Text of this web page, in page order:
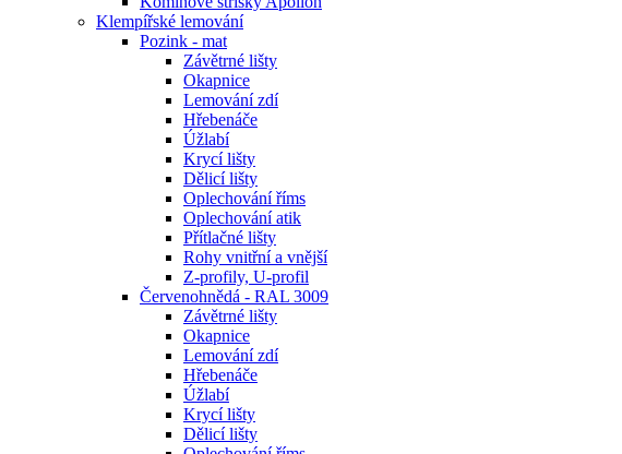
Klempířské lemování
Pozink - mat
Závětrné lišty
Okapnice
Lemování zdí
Hřebenáče
Úžlabí
Krycí lišty
Dělicí lišty
Oplechování říms
Oplechování atik
Přítlačné lišty
Rohy vnitřní a vnější
Z-profily, U-profil
Červenohnědá - RAL 3009
Závětrné lišty
Okapnice
Lemování zdí
Hřebenáče
Úžlabí
Krycí lišty
Dělicí lišty